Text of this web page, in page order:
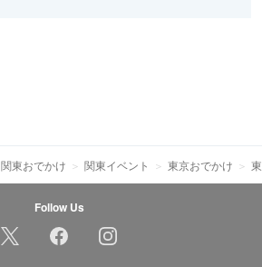
関東おでかけ 関東イベント 東京おでかけ
Follow Us